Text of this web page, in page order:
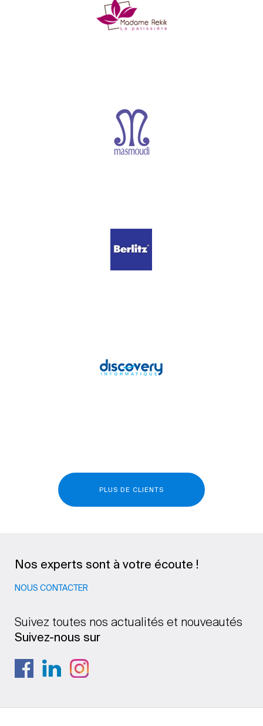
PLUS DE CLIENTS
Nos experts sont à votre écoute !
NOUS CONTACTER
Suivez toutes nos actualités et nouveautés
Suivez-nous sur